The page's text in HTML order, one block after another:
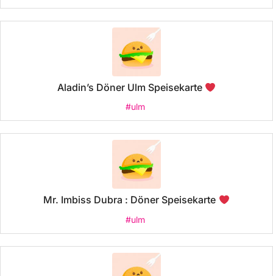
Aladin’s Döner Ulm Speisekarte
#ulm
Mr. Imbiss Dubra : Döner Speisekarte
#ulm